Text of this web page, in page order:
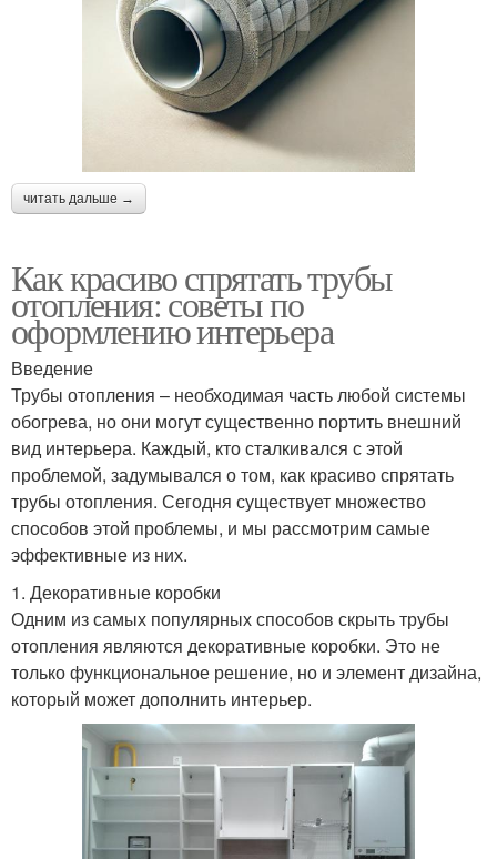
читать дальше →
Как красиво спрятать трубы
отопления: советы по
оформлению интерьера
Введение
Трубы отопления – необходимая часть любой системы
обогрева, но они могут существенно портить внешний
вид интерьера. Каждый, кто сталкивался с этой
проблемой, задумывался о том, как красиво спрятать
трубы отопления. Сегодня существует множество
способов этой проблемы, и мы рассмотрим самые
эффективные из них.
1. Декоративные коробки
Одним из самых популярных способов скрыть трубы
отопления являются декоративные коробки. Это не
только функциональное решение, но и элемент дизайна,
который может дополнить интерьер.